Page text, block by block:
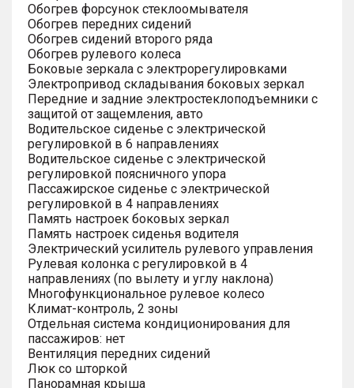
Обогрев форсунок стеклоомывателя
Обогрев передних сидений
Обогрев сидений второго ряда
Обогрев рулевого колеса
Боковые зеркала с электрорегулировками
Электропривод складывания боковых зеркал
Передние и задние электростеклоподъемники с
защитой от защемления, авто
Водительское сиденье с электрической
регулировкой в 6 направлениях
Водительское сиденье с электрической
регулировкой поясничного упора
Пассажирское сиденье с электрической
регулировкой в 4 направлениях
Память настроек боковых зеркал
Память настроек сиденья водителя
Электрический усилитель рулевого управления
Рулевая колонка с регулировкой в 4
направлениях (по вылету и углу наклона)
Многофункциональное рулевое колесо
Климат-контроль, 2 зоны
Отдельная система кондиционирования для
пассажиров: нет
Вентиляция передних сидений
Люк со шторкой
Панорамная крыша